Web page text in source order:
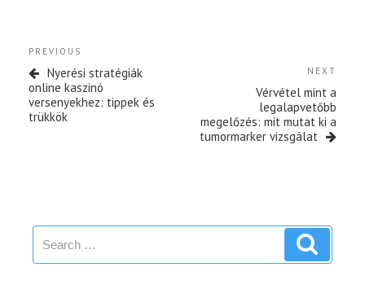
navigáció
Previous
Post
PREVIOUS
Nyerési stratégiák
online kaszinó
versenyekhez: tippek és
trükkök
NEXT
Vérvétel mint a
legalapvetőbb
megelőzés: mit mutat ki a
tumormarker vizsgálat
Search
for: